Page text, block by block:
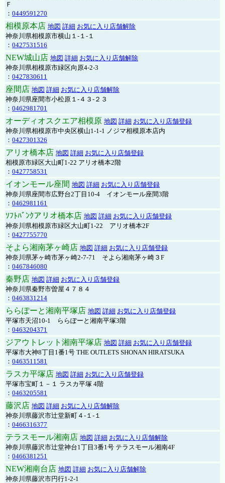
Ｆ
： 0449591270
相模原本店 地図 詳細 お気に入り店舗解除
神奈川県相模原市横山１-１-１
： 0427531516
NEW城山店 地図 詳細 お気に入り店舗解除
神奈川県相模原市緑区向原4-2-3
： 0427830611
座間店 地図 詳細 お気に入り店舗解除
神奈川県座間市小松原１-４３-２３
： 0462981701
オーディオスクエア相模原 地図 詳細 お気に入り店舗登録
神奈川県相模原市中央区横山1-1-1 ノジマ相模原本店内
： 0427301326
アリオ橋本店 地図 詳細 お気に入り店舗登録
相模原市緑区大山町1-22 アリオ橋本2階
： 0427758531
イオンモール座間 地図 詳細 お気に入り店舗登録
神奈川県座間市広野台2丁目10-4 イオンモール座間3階
： 0462981161
ｿﾌﾄﾊﾞﾝｸアリオ橋本店 地図 詳細 お気に入り店舗登録
神奈川県相模原市緑区大山町1-22 アリオ橋本2F
： 0427755770
そよら湘南茅ヶ崎店 地図 詳細 お気に入り店舗登録
神奈川県茅ヶ崎市茅ヶ崎2‐7‐71 そよら湘南茅ヶ崎３F
： 0467846080
秦野店 地図 詳細 お気に入り店舗登録
神奈川県秦野市曽屋４７８４
： 0463831214
ららぽーと湘南平塚店 地図 詳細 お気に入り店舗登録
平塚市天沼10-1 ららぽーと湘南平塚3階
： 0463204371
ジアウトレット湘南平塚店 地図 詳細 お気に入り店舗登録
平塚市大神8丁目1番1号 THE OUTLETS SHONAN HIRATSUKA
： 0463511581
ラスカ平塚店 地図 詳細 お気に入り店舗登録
平塚市宝町１－１ ラスカ平塚 4階
： 0463205581
藤沢店 地図 詳細 お気に入り店舗解除
神奈川県藤沢市辻堂新町４-１-１
： 0466316377
テラスモール湘南店 地図 詳細 お気に入り店舗解除
神奈川県藤沢市辻堂神台1丁目3番1号 テラスモール湘南4F
： 0466381251
NEW湘南台店 地図 詳細 お気に入り店舗解除
神奈川県藤沢市円行1-2-1